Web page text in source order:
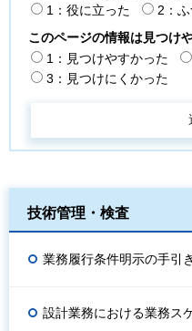
1：役に立った
2：ふ
このページの情報は見つけ
1：見つけやすかった
3：見つけにくかった
技術管理・検査
業務履行条件明示の手引き
設計業務における業務ス